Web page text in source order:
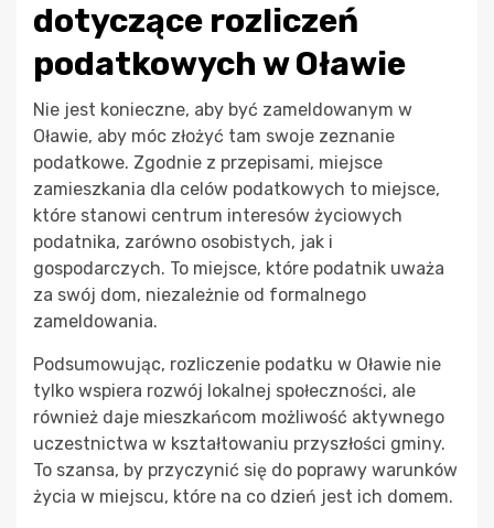
dotyczące rozliczeń
podatkowych w Oławie
Nie jest konieczne, aby być zameldowanym w
Oławie, aby móc złożyć tam swoje zeznanie
podatkowe. Zgodnie z przepisami, miejsce
zamieszkania dla celów podatkowych to miejsce,
które stanowi centrum interesów życiowych
podatnika, zarówno osobistych, jak i
gospodarczych. To miejsce, które podatnik uważa
za swój dom, niezależnie od formalnego
zameldowania.
Podsumowując, rozliczenie podatku w Oławie nie
tylko wspiera rozwój lokalnej społeczności, ale
również daje mieszkańcom możliwość aktywnego
uczestnictwa w kształtowaniu przyszłości gminy.
To szansa, by przyczynić się do poprawy warunków
życia w miejscu, które na co dzień jest ich domem.